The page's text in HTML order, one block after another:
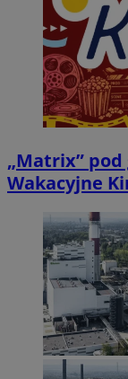
„Matrix”
Wakacyjne